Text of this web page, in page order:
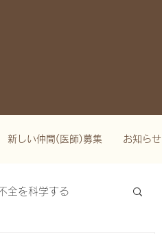
新しい仲間(医師)募集 お知らせ
全を科学する